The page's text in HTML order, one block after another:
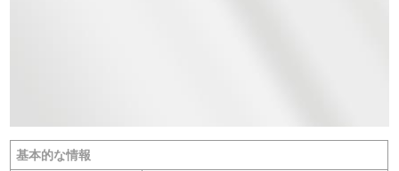
基本的な情報